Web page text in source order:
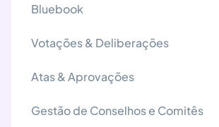
Bluebook
Votações & Deliberações
Atas & Aprovações
Gestão de Conselhos e Comitês